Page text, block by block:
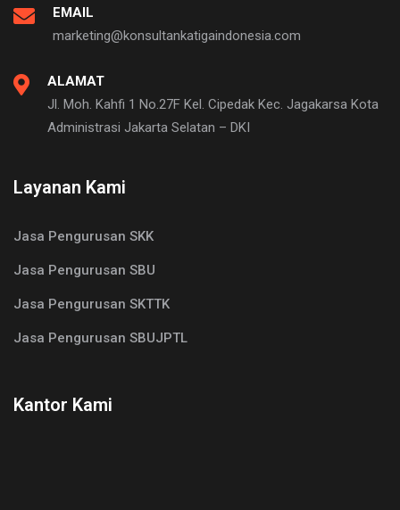
EMAIL
marketing@konsultankatigaindonesia.com
ALAMAT
Jl. Moh. Kahfi 1 No.27F Kel. Cipedak Kec. Jagakarsa Kota
Administrasi Jakarta Selatan – DKI
Layanan Kami
Jasa Pengurusan SKK
Jasa Pengurusan SBU
Jasa Pengurusan SKTTK
Jasa Pengurusan SBUJPTL
Kantor Kami